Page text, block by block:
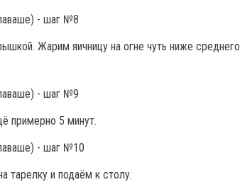
Жарим яичницу на огне чуть ниже среднего
примерно 5 минут.
тарелку и подаём к столу.